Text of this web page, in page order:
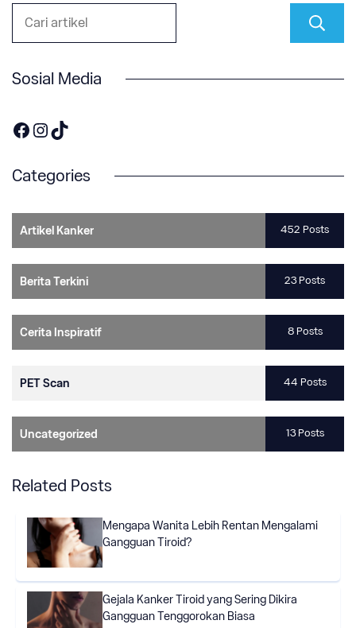
Sosial Media
https://www.facebook.com/OneOnco-104876148400857
https://www.instagram.com/accounts/login/?next=/one.onco/
TikTok
Categories
Artikel Kanker 452 Posts
Berita Terkini 23 Posts
Cerita Inspiratif 8 Posts
PET Scan 44 Posts
Uncategorized 13 Posts
Related Posts
Mengapa Wanita Lebih Rentan Mengalami
Gangguan Tiroid?
Gejala Kanker Tiroid yang Sering Dikira
Gangguan Tenggorokan Biasa